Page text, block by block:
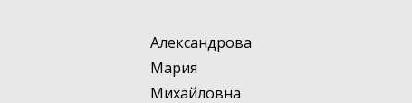
Александрова
Мария
Михайловна